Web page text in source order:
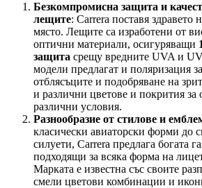
Безкомпромисна защита и
лещите: Carrera поставя здравето
място. Лещите са изработени от
оптични материали, осигуряващи
защита срещу вредните UVA и
модели предлагат и поляризация
отблясъците и подобряване на
и различни цветове и покрития
различни условия.
Разнообразие от стилове и
класически авиаторски форми до
силуети, Carrera предлага богата
подходящи за всяка форма на
Марката е известна със своите
смели цветови комбинации и